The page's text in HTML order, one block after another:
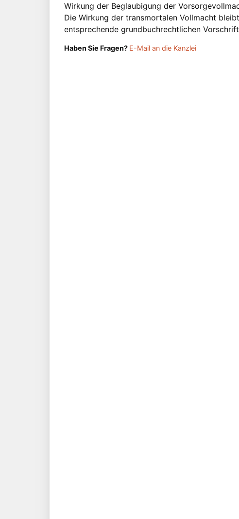
Wirkung der Beglaubigung der
Die Wirkung der transmortalen Vollmacht
entsprechende grundbuchrechtlichen
Haben Sie Fragen? E-Mail an die Kanzlei